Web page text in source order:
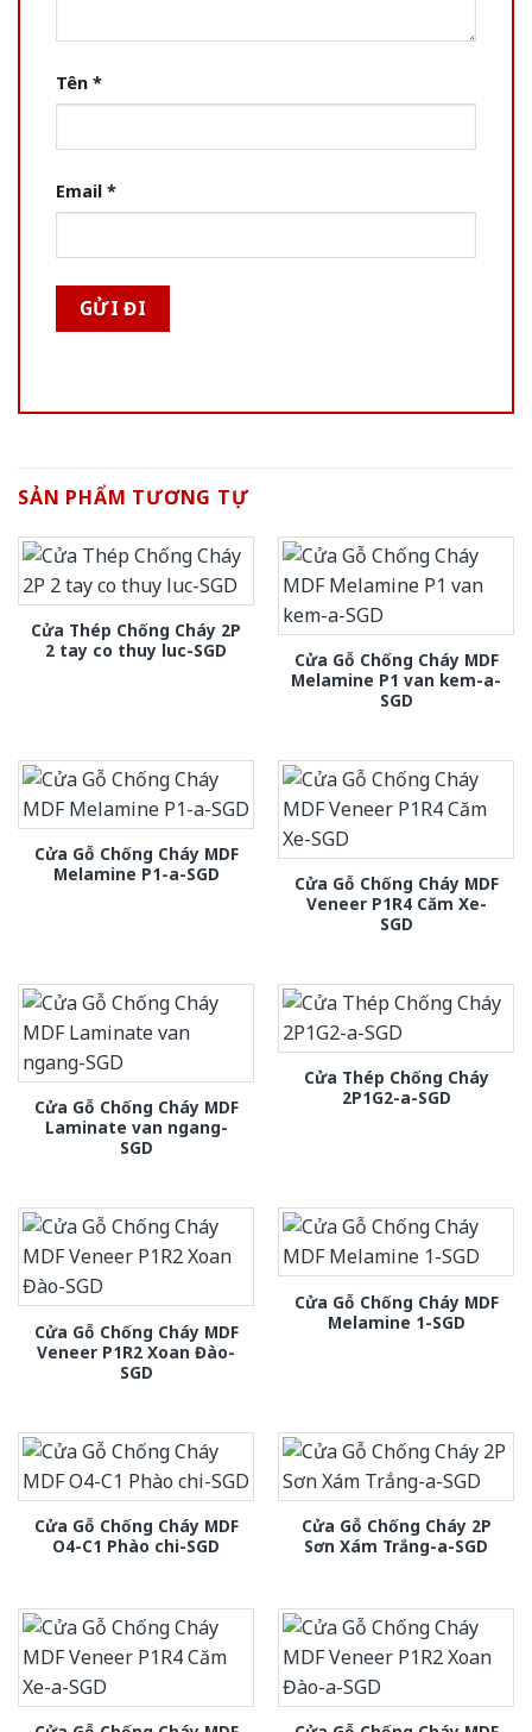
Tên *
Email *
SẢN PHẨM TƯƠNG TỰ
Cửa Thép Chống Cháy 2P
2 tay co thuy luc-SGD
Cửa Gỗ Chống Cháy MDF
Melamine P1 van kem-a-
SGD
Cửa Gỗ Chống Cháy MDF
Melamine P1-a-SGD
Cửa Gỗ Chống Cháy MDF
Veneer P1R4 Căm Xe-
SGD
Cửa Gỗ Chống Cháy MDF
Laminate van ngang-
SGD
Cửa Thép Chống Cháy
2P1G2-a-SGD
Cửa Gỗ Chống Cháy MDF
Veneer P1R2 Xoan Đào-
SGD
Cửa Gỗ Chống Cháy MDF
Melamine 1-SGD
Cửa Gỗ Chống Cháy MDF
O4-C1 Phào chi-SGD
Cửa Gỗ Chống Cháy 2P
Sơn Xám Trắng-a-SGD